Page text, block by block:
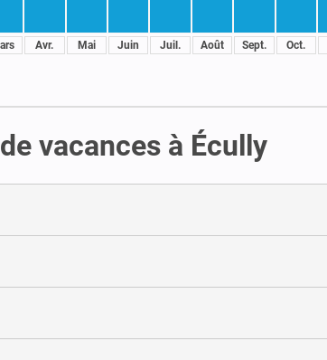
Avr. Mai Juin Juil. Août Sept. Oct.
vacances à Écully